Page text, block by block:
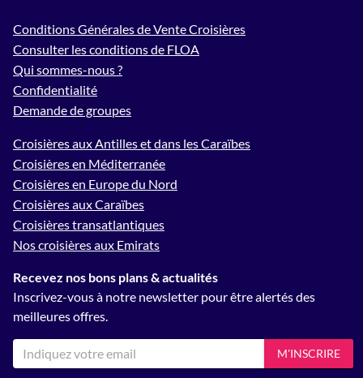
Conditions Générales de Vente Croisières
Consulter les conditions de FLOA
Qui sommes-nous ?
Confidentialité
Demande de groupes
Croisières aux Antilles et dans les Caraïbes
Croisières en Méditerranée
Croisières en Europe du Nord
Croisières aux Caraïbes
Croisières transatlantiques
Nos croisières aux Emirats
Recevez nos bons plans & actualités
Inscrivez-vous à notre newsletter pour être alertés des
meilleures offres.
M'INSCRIRE